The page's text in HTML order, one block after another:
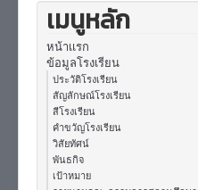
เมนูหลัก
หน้าเเรก
ข้อมูลโรงเรียน
ประวัติโรงเรียน
สัญลักษณ์โรงเรียน
สีโรงเรียน
คำขวัญโรงเรียน
วิสัยทัศน์
พันธกิจ
เป้าหมาย